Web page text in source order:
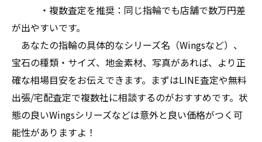
・複数査定を推奨：同じ指輪でも店舗で数万円差
が出やすいです。
あなたの指輪の具体的なシリーズ名（Wingsなど）、
宝石の種類・サイズ、地金素材、写真があれば、より正
確な相場目安をお伝えできます。まずはLINE査定や無料
出張/宅配査定で複数社に相談するのがおすすめです。状
態の良いWingsシリーズなどは意外と良い価格がつく可
能性がありますよ！